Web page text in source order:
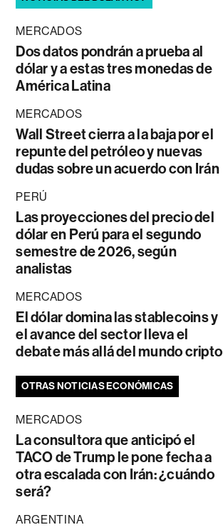
MERCADOS
Dos datos pondrán a prueba al
dólar y a estas tres monedas de
América Latina
MERCADOS
Wall Street cierra a la baja por el
repunte del petróleo y nuevas
dudas sobre un acuerdo con Irán
PERÚ
Las proyecciones del precio del
dólar en Perú para el segundo
semestre de 2026, según
analistas
MERCADOS
El dólar domina las stablecoins y
el avance del sector lleva el
debate más allá del mundo cripto
OTRAS NOTICIAS ECONÓMICAS
MERCADOS
La consultora que anticipó el
TACO de Trump le pone fecha a
otra escalada con Irán: ¿cuándo
será?
ARGENTINA